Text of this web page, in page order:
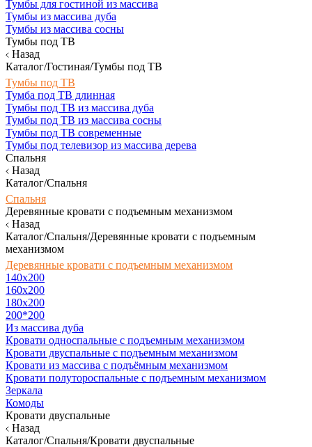
Тумбы для гостиной из массива
Тумбы из массива дуба
Тумбы из массива сосны
Тумбы под ТВ
Назад
Каталог/Гостиная/Тумбы под ТВ
Тумбы под ТВ
Тумба под ТВ длинная
Тумбы под ТВ из массива дуба
Тумбы под ТВ из массива сосны
Тумбы под ТВ современные
Тумбы под телевизор из массива дерева
Спальня
Назад
Каталог/Спальня
Спальня
Деревянные кровати с подъемным механизмом
Назад
Каталог/Спальня/Деревянные кровати с подъемным
механизмом
Деревянные кровати с подъемным механизмом
140x200
160х200
180х200
200*200
Из массива дуба
Кровати односпальные с подъемным механизмом
Кровати двуспальные с подъемным механизмом
Кровати из массива с подъёмным механизмом
Кровати полутороспальные с подъемным механизмом
Зеркала
Комоды
Кровати двуспальные
Назад
Каталог/Спальня/Кровати двуспальные